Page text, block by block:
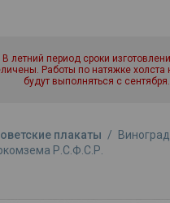
В летний период сроки
Работы по натяжке холста
будут выполняться с сентября.
плакаты /
Р.С.Ф.С.Р.